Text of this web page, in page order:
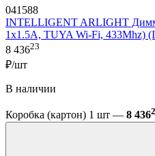
041588
INTELLIGENT ARLIGHT
1x1.5A, TUYA Wi-Fi, 433Mhz)
8 43623
₽/шт
В наличии
Коробка (картон) 1 шт — 8 436